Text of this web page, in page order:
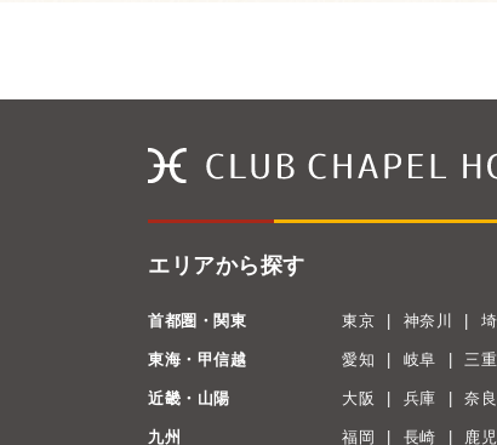
エリアから探す
首都圏・関東 東京 神奈川
東海・甲信越 愛知 岐阜 三重
近畿・山陽 大阪 兵庫 奈良
九州 福岡 長崎 鹿